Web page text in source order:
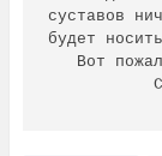
суставов
будет
Вот